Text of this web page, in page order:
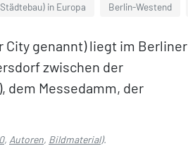
in Europa Berlin-Westend
City genannt) liegt im Berliner
zwischen der
dem Messedamm, der
, Autoren, Bildmaterial).